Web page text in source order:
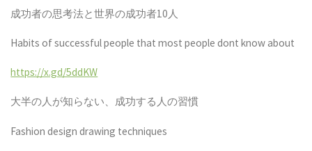
成功者の思考法と世界の成功者10 人
Habits of successful people that most people dont know about
https://x.gd/5ddKW
大半の人が知らない、成功する人の習慣
Fashion design drawing techniques